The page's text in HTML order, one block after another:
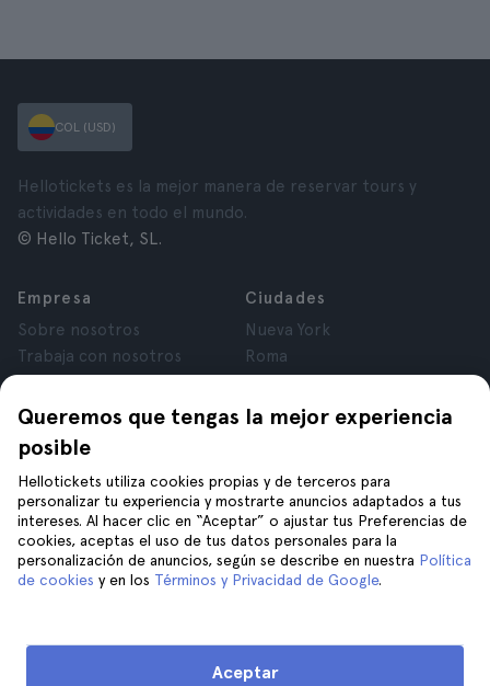
Queremos que tengas la mejor experiencia
posible
Hellotickets utiliza cookies propias y de terceros para
personalizar tu experiencia y mostrarte anuncios adaptados a tus
intereses. Al hacer clic en “Aceptar” o ajustar tus Preferencias de
cookies, aceptas el uso de tus datos personales para la
personalización de anuncios, según se describe en nuestra Política
de cookies y en los Términos y Privacidad de Google.
Aceptar
COL (USD)
Hellotickets es la mejor manera de reservar tours y
actividades en todo el mundo.
© Hello Ticket, SL.
Empresa
Sobre nosotros
Trabaja con nosotros
Opiniones
Privacidad
Términos y Condiciones
Aviso Legal
Cookies
Ciudades
Nueva York
Roma
Londres
Granada
Tenerife
Ayuda
Síguenos en